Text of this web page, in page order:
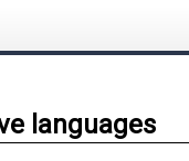
languages